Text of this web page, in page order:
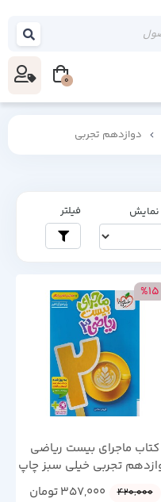
دوازدهم تجربی
نمایش فیلتر
کتاب ماجرای بیست ریاضی
تجربی خیلی سبز چاپ
1404
%15
420,000
357,000تومان
0